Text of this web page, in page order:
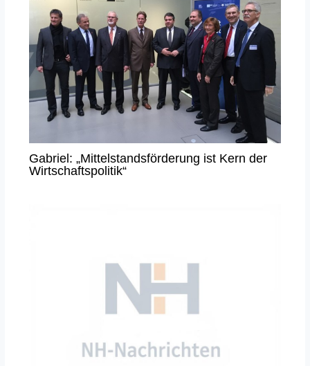
Gabriel: „Mittelstandsförderung ist Kern der
Wirtschaftspolitik“